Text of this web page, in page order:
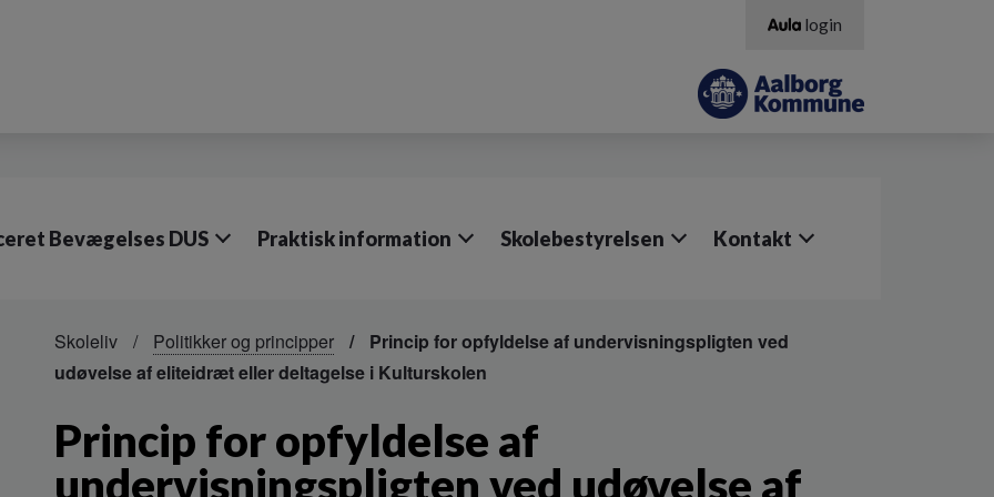
login
Bevægelses DUS Praktisk information Skolebestyrelsen Kontakt
Skoleliv Politikker og principper
Princip for opfyldelse af undervisningspligten ved
udøvelse af eliteidræt eller deltagelse i Kulturskolen
Princip for opfyldelse af
undervisningspligten ved udøvelse af